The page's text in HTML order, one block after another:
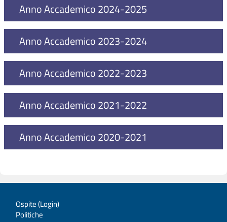
Anno Accademico 2024-2025
Anno Accademico 2023-2024
Anno Accademico 2022-2023
Anno Accademico 2021-2022
Anno Accademico 2020-2021
Ospite (Login)
Politiche